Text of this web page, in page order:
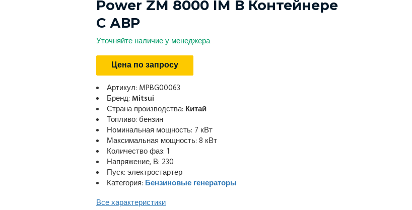
Power ZM 8000 IM В Контейнере
С АВР
Уточняйте наличие у менеджера
Цена по запросу
Артикул: MPBG00063
Бренд: Mitsui
Страна производства: Китай
Топливо: бензин
Номинальная мощность: 7 кВт
Максимальная мощность: 8 кВт
Количество фаз: 1
Напряжение, В: 230
Пуск: электростартер
Категория: Бензиновые генераторы
Все характеристики